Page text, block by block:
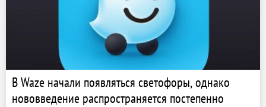
В Waze начали появляться светофоры, однако
нововведение распространяется постепенно